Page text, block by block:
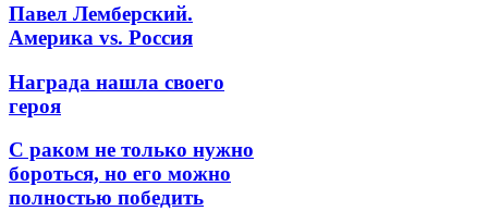
Павел Лемберский.
Америка vs. Россия
Награда нашла своего
героя
С раком не только нужно
бороться, но его можно
полностью победить